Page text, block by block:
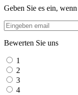
Geben Sie es ein,
Bewerten Sie uns
1
2
3
4